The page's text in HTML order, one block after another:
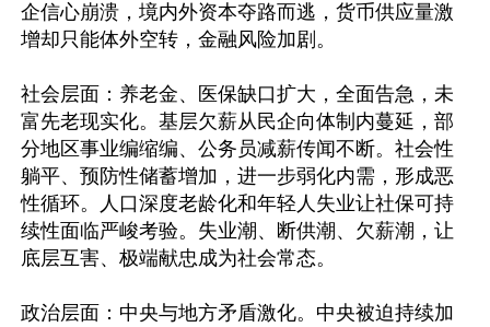
企信心崩溃，境内外资本夺路而逃，货币供应量激
增却只能体外空转，金融风险加剧。
社会层面：养老金、医保缺口扩大，全面告急，未
富先老现实化。基层欠薪从民企向体制内蔓延，部
分地区事业编缩编、公务员减薪传闻不断。社会性
躺平、预防性储蓄增加，进一步弱化内需，形成恶
性循环。人口深度老龄化和年轻人失业让社保可持
续性面临严峻考验。失业潮、断供潮、欠薪潮，让
底层互害、极端献忠成为社会常态。
政治层面：中央与地方矛盾激化。中央被迫持续加